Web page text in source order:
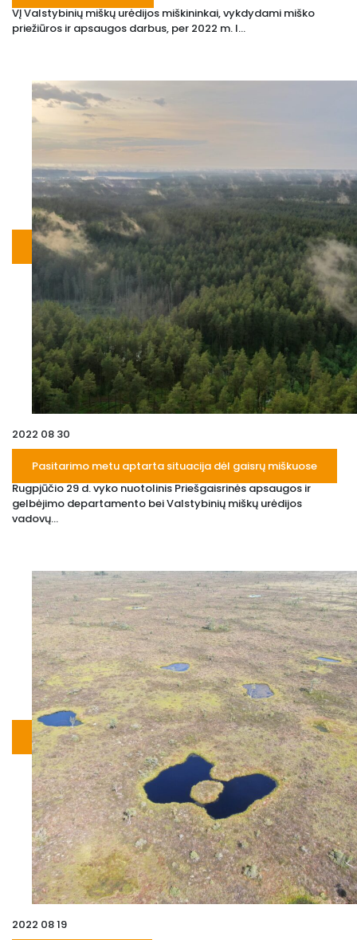
VĮ Valstybinių miškų urėdijos miškininkai, vykdydami miško
priežiūros ir apsaugos darbus, per 2022 m. I...
2022 08 30
Pasitarimo metu aptarta situacija dėl gaisrų miškuose
Rugpjūčio 29 d. vyko nuotolinis Priešgaisrinės apsaugos ir
gelbėjimo departamento bei Valstybinių miškų urėdijos
vadovų...
2022 08 19